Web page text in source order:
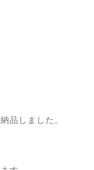
品しました。